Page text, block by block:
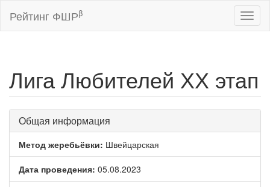
Рейтинг ФШРβ
Лига Любителей ХХ этап
Общая информация
Метод жеребьёвки: Швейцарская
Дата проведения: 05.08.2023